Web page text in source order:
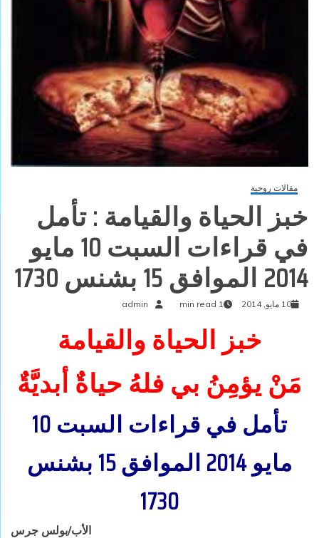
مقالات روحية
خبز الحياة والقيامة : تأمل
في قراءات السبت 10 مايو
2014 الموافق 15 بشنس 1730
10 مايو, 2014 1 min read
admin
خبز الحياة والقيامة
مَنْ يؤمِنُ بي فلهُ حياةٌ أبديَّةٌ
تأمل في قراءات السبت 10
مايو 2014 الموافق 15 بشنس
1730
الأب/بولس جرس